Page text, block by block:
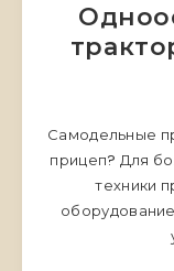
Самодельные
прицеп? Для
техники